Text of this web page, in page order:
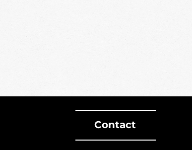
Contact